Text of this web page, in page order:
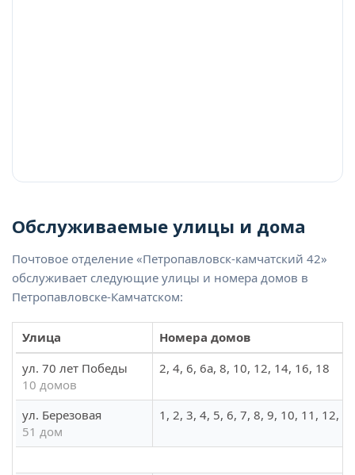
Обслуживаемые улицы и дома
Почтовое отделение «Петропавловск-камчатский 42»
обслуживает следующие улицы и номера домов в
Петропавловске-Камчатском:
Улица
Номера домов
ул. 70 лет Победы
10 домов
2, 4, 6, 6а, 8, 10, 12, 14, 16, 18
ул. Березовая
51 дом
1, 2, 3, 4, 5, 6, 7, 8, 9, 10, 11, 12,